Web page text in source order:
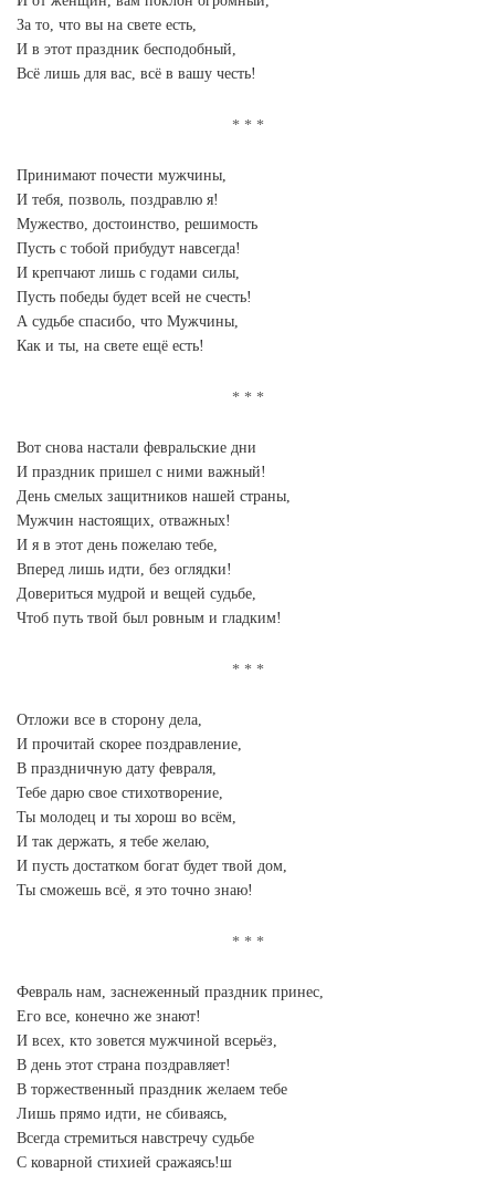
За то, что вы на свете есть,
И в этот праздник бесподобный,
Всё лишь для вас, всё в вашу честь!
Принимают почести мужчины,
И тебя, позволь, поздравлю я!
Мужество, достоинство, решимость
Пусть с тобой прибудут навсегда!
И крепчают лишь с годами силы,
Пусть победы будет всей не счесть!
А судьбе спасибо, что Мужчины,
Как и ты, на свете ещё есть!
Вот снова настали февральские дни
И праздник пришел с ними важный!
День смелых защитников нашей страны,
Мужчин настоящих, отважных!
И я в этот день пожелаю тебе,
Вперед лишь идти, без оглядки!
Довериться мудрой и вещей судьбе,
Чтоб путь твой был ровным и гладким!
Отложи все в сторону дела,
И прочитай скорее поздравление,
В праздничную дату февраля,
Тебе дарю свое стихотворение,
Ты молодец и ты хорош во всём,
И так держать, я тебе желаю,
И пусть достатком богат будет твой дом,
Ты сможешь всё, я это точно знаю!
Февраль нам, заснеженный праздник принес,
Его все, конечно же знают!
И всех, кто зовется мужчиной всерьёз,
В день этот страна поздравляет!
В торжественный праздник желаем тебе
Лишь прямо идти, не сбиваясь,
Всегда стремиться навстречу судьбе
С коварной стихией сражаясь!ш